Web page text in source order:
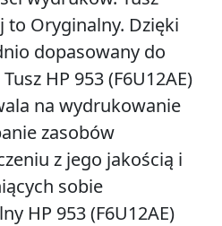
to Oryginalny. Dzięki
dopasowany do
HP 953 (F6U12AE)
na wydrukowanie
zasobów
z jego jakością i
sobie
HP 953 (F6U12AE)